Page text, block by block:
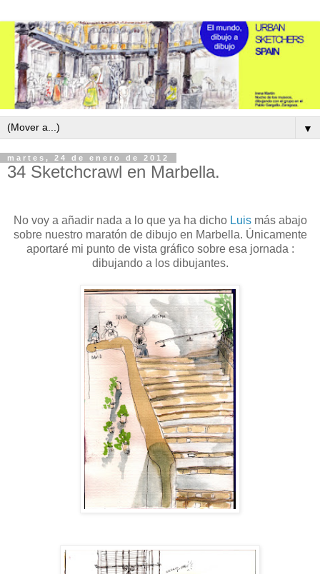
▼
martes, 24 de enero de 2012
34 Sketchcrawl en Marbella.
No voy a añadir nada a lo que ya ha dicho Luismás abajo
sobre nuestro maratón de dibujo en Marbella. Únicamente
aportaré mi punto de vista gráfico sobre esa jornada :
dibujando a los dibujantes.